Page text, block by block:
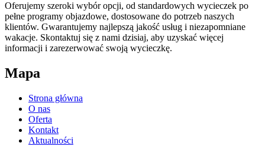
Oferujemy szeroki wybór opcji, od standardowych wycieczek po
pełne programy objazdowe, dostosowane do potrzeb naszych
klientów. Gwarantujemy najlepszą jakość usług i niezapomniane
wakacje. Skontaktuj się z nami dzisiaj, aby uzyskać więcej
informacji i zarezerwować swoją wycieczkę.
Mapa
Strona główna
O nas
Oferta
Kontakt
Aktualności